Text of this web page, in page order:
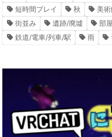
短時間プレイ
秋 美
街並み
遺跡/廃墟 部屋
鉄道/電車/列車/駅
雨